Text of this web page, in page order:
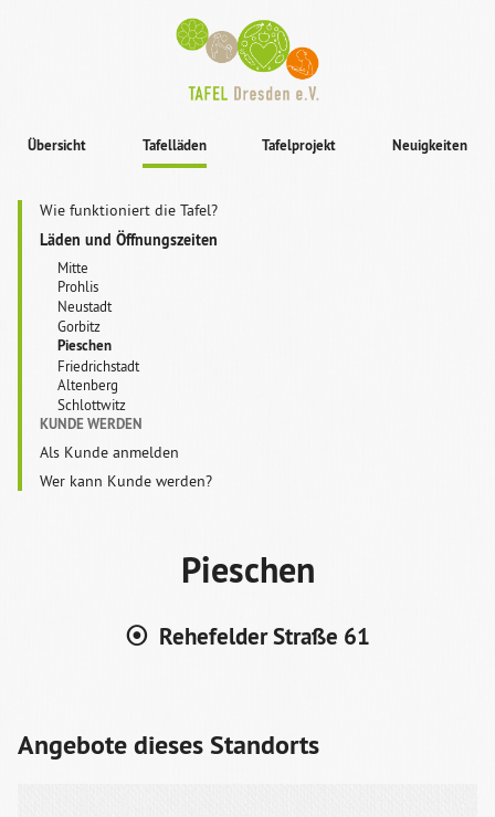
Übersicht Tafelläden Tafelprojekt Neuigkeiten
Wie funktioniert die Tafel?
Läden und Öffnungszeiten
Mitte
Prohlis
Neustadt
Gorbitz
Pieschen
Friedrichstadt
Altenberg
Schlottwitz
KUNDE WERDEN
Als Kunde anmelden
Wer kann Kunde werden?
Pieschen
⦿ Rehefelder Straße 61
Angebote dieses Standorts